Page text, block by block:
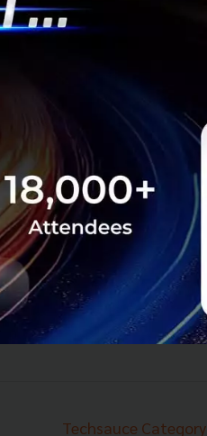
Techsauce Category